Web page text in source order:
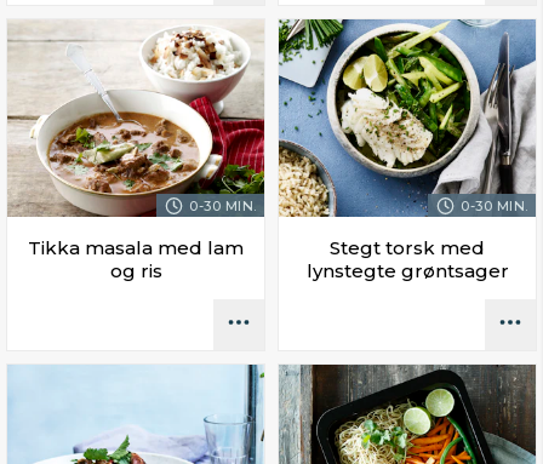
0-30 MIN.
Tikka masala med lam
og ris
0-30 MIN.
Stegt torsk med
lynstegte grøntsager